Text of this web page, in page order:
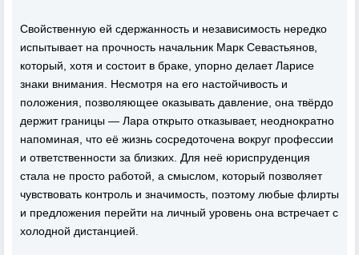
Свойственную ей сдержанность и независимость нередко
испытывает на прочность начальник Марк Севастьянов,
который, хотя и состоит в браке, упорно делает Ларисе
знаки внимания. Несмотря на его настойчивость и
положения, позволяющее оказывать давление, она твёрдо
держит границы — Лара открыто отказывает, неоднократно
напоминая, что её жизнь сосредоточена вокруг профессии
и ответственности за близких. Для неё юриспруденция
стала не просто работой, а смыслом, который позволяет
чувствовать контроль и значимость, поэтому любые флирты
и предложения перейти на личный уровень она встречает с
холодной дистанцией.